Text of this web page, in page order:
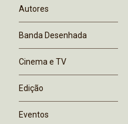
Autores
Banda Desenhada
Cinema e TV
Edição
Eventos